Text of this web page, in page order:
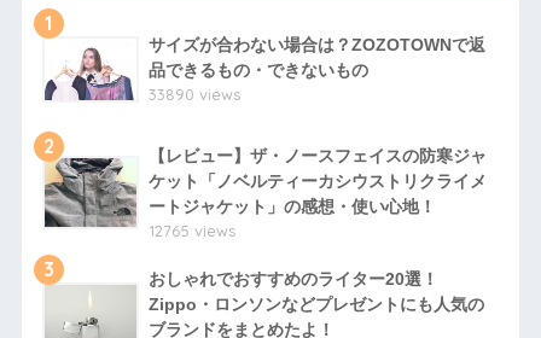
1
サイズが合わない場合は？ZOZOTOWNで返
品できるもの・できないもの
33890 views
2
【レビュー】ザ・ノースフェイスの防寒ジャ
ケット「ノベルティーカシウストリクライメ
ートジャケット」の感想・使い心地！
12765 views
3
おしゃれでおすすめのライター20選！
Zippo・ロンソンなどプレゼントにも人気の
ブランドをまとめたよ！